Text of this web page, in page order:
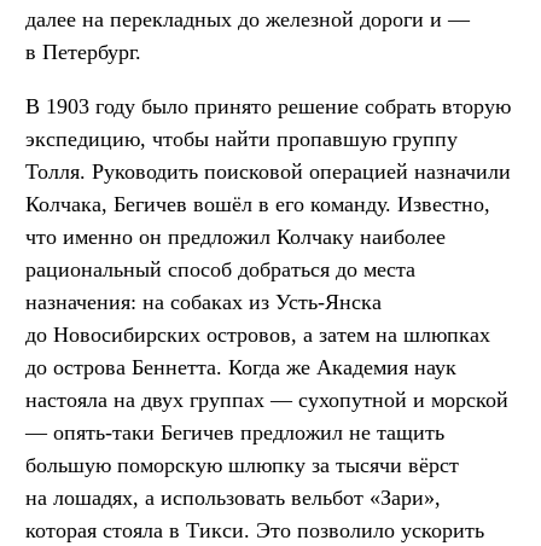
далее на перекладных до железной дороги и —
в Петербург.
В 1903 году было принято решение собрать вторую
экспедицию, чтобы найти пропавшую группу
Толля. Руководить поисковой операцией назначили
Колчака, Бегичев вошёл в его команду. Известно,
что именно он предложил Колчаку наиболее
рациональный способ добраться до места
назначения: на собаках из Усть-Янска
до Новосибирских островов, а затем на шлюпках
до острова Беннетта. Когда же Академия наук
настояла на двух группах — сухопутной и морской
— опять-таки Бегичев предложил не тащить
большую поморскую шлюпку за тысячи вёрст
на лошадях, а использовать вельбот «Зари»,
которая стояла в Тикси. Это позволило ускорить